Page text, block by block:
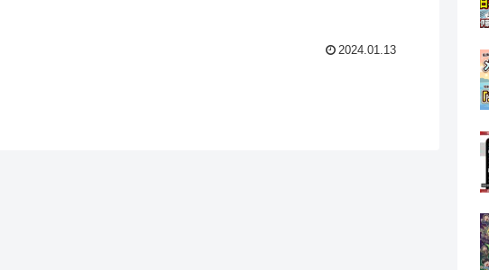
2024.01.13